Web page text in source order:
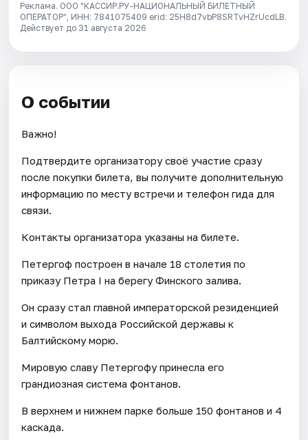
Реклама. ООО "КАССИР.РУ-НАЦИОНАЛЬНЫЙ БИЛЕТНЫЙ
ОПЕРАТОР", ИНН: 7841075409 erid: 25H8d7vbP8SRTvHZrUcdLB.
Действует до 31 августа 2026
О событии
Важно!
Подтвердите организатору своё участие сразу
после покупки билета, вы получите дополнительную
информацию по месту встречи и телефон гида для
связи.
Контакты организатора указаны на билете.
Петергоф построен в начале 18 столетия по
приказу Петра I на берегу Финского залива.
Он сразу стал главной императорской резиденцией
и символом выхода Российской державы к
Балтийскому морю.
Мировую славу Петергофу принесла его
грандиозная система фонтанов.
В верхнем и нижнем парке больше 150 фонтанов и 4
каскада.